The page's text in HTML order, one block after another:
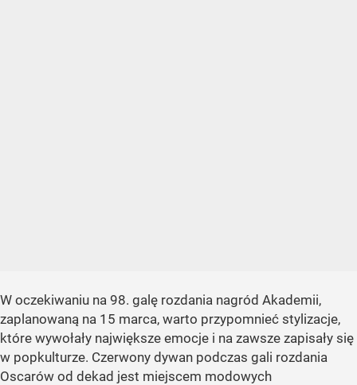
W oczekiwaniu na 98. galę rozdania nagród Akademii,
zaplanowaną na 15 marca, warto przypomnieć stylizacje,
które wywołały największe emocje i na zawsze zapisały się
w popkulturze. Czerwony dywan podczas gali rozdania
Oscarów od dekad jest miejscem modowych